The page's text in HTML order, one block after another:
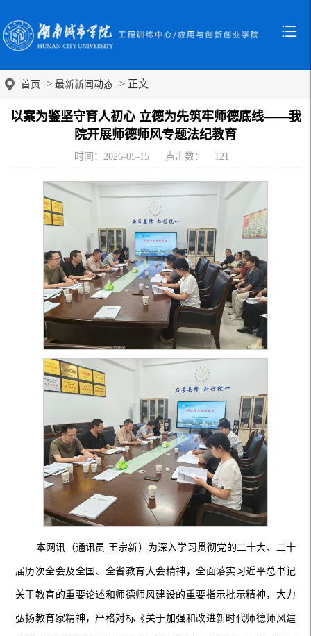
首页 -> 最新新闻动态 -> 正文
以案为鉴坚守育人初心 立德为先筑牢师德底线——我
院开展师德师风专题法纪教育
时间：2026-05-15 点击数： 121
本网讯（通讯员 王宗新）为深入学习贯彻党的二十大、二十
届历次全会及全国、全省教育大会精神，全面落实习近平总书记
关于教育的重要论述和师德师风建设的重要指示批示精神，大力
弘扬教育家精神，严格对标《关于加强和改进新时代师德师风建